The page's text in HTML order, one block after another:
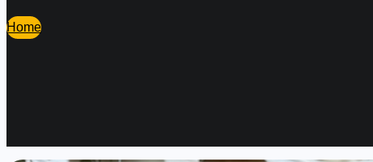
Home